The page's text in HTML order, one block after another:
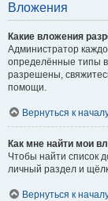
Вложения
Какие вложения
Администратор
определённые типы
разрешены,
помощи.
Вернуться к
Как мне найти мои
Чтобы найти список
личный раздел и
Вернуться к